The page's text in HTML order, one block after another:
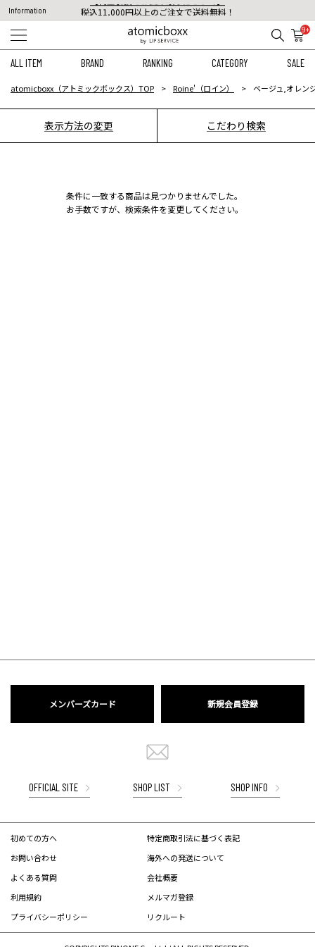
Information
税込11,000円以上のご注文で送料無料！
【重要】予約商品のお支払い方法（代金引換）変更に関するお知らせ
9+
ALL ITEM BRAND RANKING CATEGORY SALE
atomicboxx（アトミックボックス）TOP Roine'（ロイン） ベージュ,オレン
表示方法の変更 こだわり検索
条件に一致する商品は見つかりませんでした。
お手数ですが、検索条件を変更してください。
メンバーズカード 新規会員登録
OFFICIAL SITE SHOP LIST SHOP INFO
初めての方へ
お問い合わせ
よくある質問
利用規約
プライバシーポリシー
特定商取引法に基づく表記
海外への発送について
会社概要
メルマガ登録
リクルート